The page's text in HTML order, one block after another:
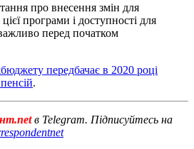
про внесення змін для
програми і доступності для
перед початком
передбачає в 2020 році
.
в Telegram. Підписуйтесь на